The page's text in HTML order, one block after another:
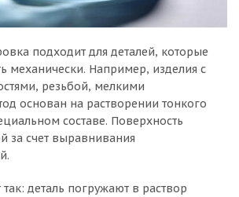
подходит для деталей, которые
механически. Например, изделия с
резьбой, мелкими
основан на растворении тонкого
составе. Поверхность
за счет выравнивания
деталь погружают в раствор